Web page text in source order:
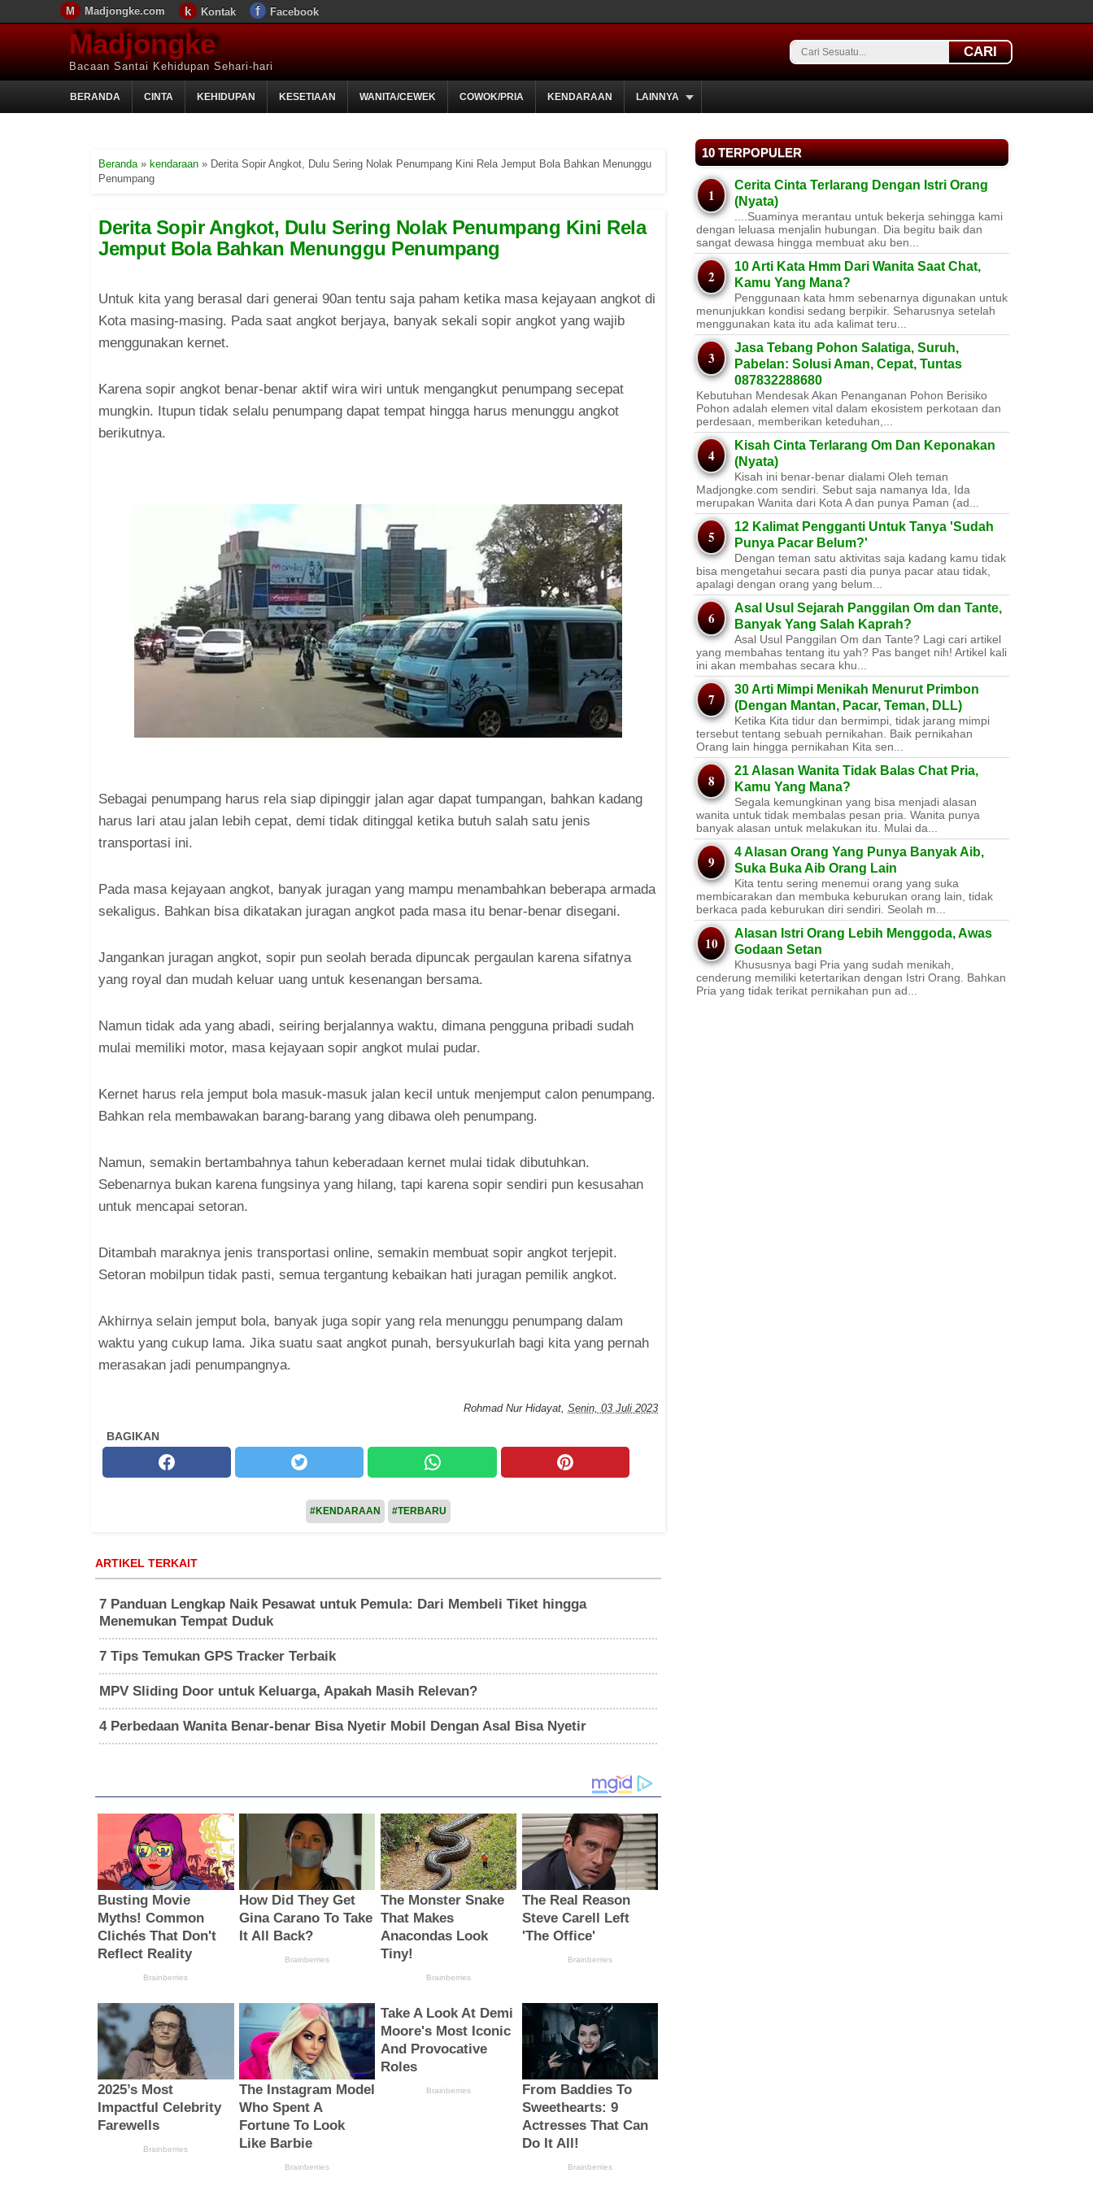
Madjongke.com Kontak Facebook
Madjongke
Bacaan Santai Kehidupan Sehari-hari
CARI
BERANDA CINTA KEHIDUPAN KESETIAAN WANITA/CEWEK COWOK/PRIA KENDARAAN LAINNYA
Beranda» kendaraan » Derita Sopir Angkot, Dulu Sering Nolak Penumpang Kini Rela Jemput Bola Bahkan Menunggu
Penumpang
Derita Sopir Angkot, Dulu Sering Nolak Penumpang Kini Rela
Jemput Bola Bahkan Menunggu Penumpang
Untuk kita yang berasal dari generai 90an tentu saja paham ketika masa kejayaan angkot di
Kota masing-masing. Pada saat angkot berjaya, banyak sekali sopir angkot yang wajib
menggunakan kernet.
Karena sopir angkot benar-benar aktif wira wiri untuk mengangkut penumpang secepat
mungkin. Itupun tidak selalu penumpang dapat tempat hingga harus menunggu angkot
berikutnya.
Sebagai penumpang harus rela siap dipinggir jalan agar dapat tumpangan, bahkan kadang
harus lari atau jalan lebih cepat, demi tidak ditinggal ketika butuh salah satu jenis
transportasi ini.
Pada masa kejayaan angkot, banyak juragan yang mampu menambahkan beberapa armada
sekaligus. Bahkan bisa dikatakan juragan angkot pada masa itu benar-benar disegani.
Jangankan juragan angkot, sopir pun seolah berada dipuncak pergaulan karena sifatnya
yang royal dan mudah keluar uang untuk kesenangan bersama.
Namun tidak ada yang abadi, seiring berjalannya waktu, dimana pengguna pribadi sudah
mulai memiliki motor, masa kejayaan sopir angkot mulai pudar.
Kernet harus rela jemput bola masuk-masuk jalan kecil untuk menjemput calon penumpang.
Bahkan rela membawakan barang-barang yang dibawa oleh penumpang.
Namun, semakin bertambahnya tahun keberadaan kernet mulai tidak dibutuhkan.
Sebenarnya bukan karena fungsinya yang hilang, tapi karena sopir sendiri pun kesusahan
untuk mencapai setoran.
Ditambah maraknya jenis transportasi online, semakin membuat sopir angkot terjepit.
Setoran mobilpun tidak pasti, semua tergantung kebaikan hati juragan pemilik angkot.
Akhirnya selain jemput bola, banyak juga sopir yang rela menunggu penumpang dalam
waktu yang cukup lama. Jika suatu saat angkot punah, bersyukurlah bagi kita yang pernah
merasakan jadi penumpangnya.
Rohmad Nur Hidayat, Senin, 03 Juli 2023
BAGIKAN
#KENDARAAN #TERBARU
ARTIKEL TERKAIT
7 Panduan Lengkap Naik Pesawat untuk Pemula: Dari Membeli Tiket hingga
Menemukan Tempat Duduk
7 Tips Temukan GPS Tracker Terbaik
MPV Sliding Door untuk Keluarga, Apakah Masih Relevan?
4 Perbedaan Wanita Benar-benar Bisa Nyetir Mobil Dengan Asal Bisa Nyetir
10 TERPOPULER
Cerita Cinta Terlarang Dengan Istri Orang
(Nyata)
....Suaminya merantau untuk bekerja sehingga kami
dengan leluasa menjalin hubungan. Dia begitu baik dan
sangat dewasa hingga membuat aku ben...
10 Arti Kata Hmm Dari Wanita Saat Chat,
Kamu Yang Mana?
Penggunaan kata hmm sebenarnya digunakan untuk
menunjukkan kondisi sedang berpikir. Seharusnya setelah
menggunakan kata itu ada kalimat teru...
Jasa Tebang Pohon Salatiga, Suruh,
Pabelan: Solusi Aman, Cepat, Tuntas
087832288680
Kebutuhan Mendesak Akan Penanganan Pohon Berisiko ​
Pohon adalah elemen vital dalam ekosistem perkotaan dan
perdesaan, memberikan keteduhan,...
Kisah Cinta Terlarang Om Dan Keponakan
(Nyata)
Kisah ini benar-benar dialami Oleh teman
Madjongke.com sendiri. Sebut saja namanya Ida, Ida
merupakan Wanita dari Kota A dan punya Paman (ad...
12 Kalimat Pengganti Untuk Tanya 'Sudah
Punya Pacar Belum?'
Dengan teman satu aktivitas saja kadang kamu tidak
bisa mengetahui secara pasti dia punya pacar atau tidak,
apalagi dengan orang yang belum...
Asal Usul Sejarah Panggilan Om dan Tante,
Banyak Yang Salah Kaprah?
Asal Usul Panggilan Om dan Tante? Lagi cari artikel
yang membahas tentang itu yah? Pas banget nih! Artikel kali
ini akan membahas secara khu...
30 Arti Mimpi Menikah Menurut Primbon
(Dengan Mantan, Pacar, Teman, DLL)
Ketika Kita tidur dan bermimpi, tidak jarang mimpi
tersebut tentang sebuah pernikahan. Baik pernikahan
Orang lain hingga pernikahan Kita sen...
21 Alasan Wanita Tidak Balas Chat Pria,
Kamu Yang Mana?
Segala kemungkinan yang bisa menjadi alasan
wanita untuk tidak membalas pesan pria. Wanita punya
banyak alasan untuk melakukan itu. Mulai da...
4 Alasan Orang Yang Punya Banyak Aib,
Suka Buka Aib Orang Lain
Kita tentu sering menemui orang yang suka
membicarakan dan membuka keburukan orang lain, tidak
berkaca pada keburukan diri sendiri. Seolah m...
Alasan Istri Orang Lebih Menggoda, Awas
Godaan Setan
Khususnya bagi Pria yang sudah menikah,
cenderung memiliki ketertarikan dengan Istri Orang. Bahkan
Pria yang tidak terikat pernikahan pun ad...